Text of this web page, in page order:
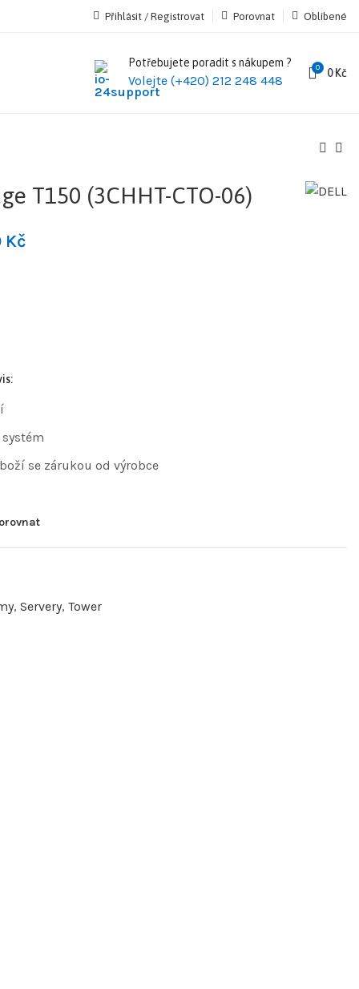
Přihlásit / Registrovat Porovnat Oblíbené
Potřebujete poradit s nákupem ?
Volejte (+420) 212 248 448
0 0 Kč
T150 (3CHHT-CTO-06)
Kč
se zárukou od výrobce
, Servery, Tower